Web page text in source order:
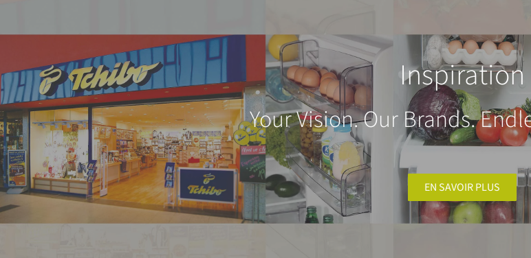
Inspiration
Your Vision. Our Brands.
EN SAVOIR PLUS